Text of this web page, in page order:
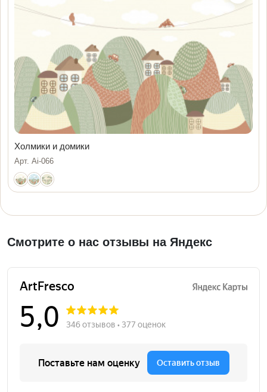
Холмики и домики
Арт. Ai-066
Смотрите о нас отзывы на Яндекс